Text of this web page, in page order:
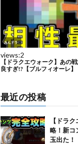
最近の投稿
【ドラ
略！新コ
玉出た！